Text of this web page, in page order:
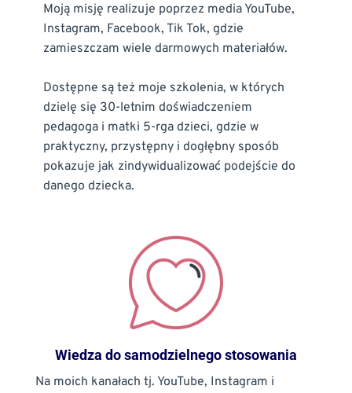
Moją misję realizuje poprzez media YouTube,
Instagram, Facebook, Tik Tok, gdzie
zamieszczam wiele darmowych materiałów.
Dostępne są też moje szkolenia, w których
dzielę się 30-letnim doświadczeniem
pedagoga i matki 5-rga dzieci, gdzie w
praktyczny, przystępny i dogłębny sposób
pokazuje jak zindywidualizować podejście do
danego dziecka.
Wiedza do samodzielnego stosowania
Na moich kanałach tj. YouTube, Instagram i